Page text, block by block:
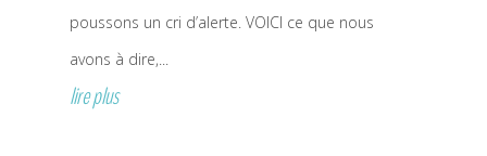
poussons un cri d’alerte. VOICI ce que nous
avons à dire,...
lire plus